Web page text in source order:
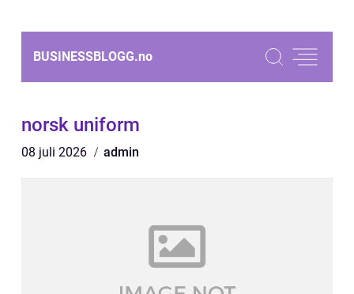
BUSINESSBLOGG.no
norsk uniform
08 juli 2026 admin